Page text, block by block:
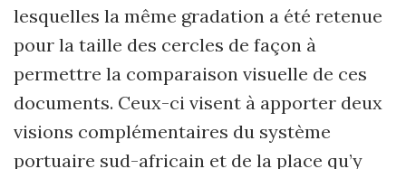
lesquelles la même gradation a été retenue
pour la taille des cercles de façon à
permettre la comparaison visuelle de ces
documents. Ceux-ci visent à apporter deux
visions complémentaires du système
portuaire sud-africain et de la place qu’y